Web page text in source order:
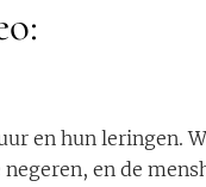
en hun leringen.
en de